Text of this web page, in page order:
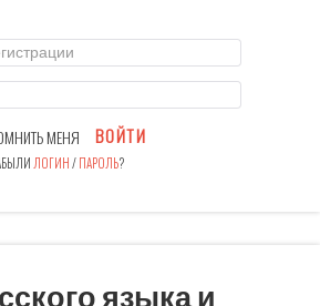
МЕНЯ ВОЙТИ
ЛОГИН/ПАРОЛЬ?
языка и